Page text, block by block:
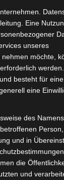
40
der
hatte, in
Eine
unseres
möchte,
besteht für
eine
des
und in
die
und